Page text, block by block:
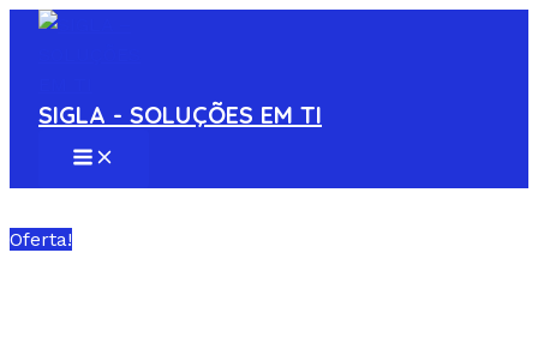
Ir
conteúdo
SIGLA - SOLUÇÕES EM TI
MAIN
Oferta!
Impressora
USB
Ethernet
-
PC42E-
TB02200